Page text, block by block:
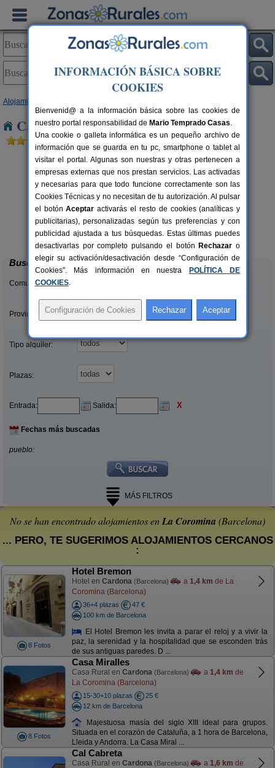
Alojamientos
Casas Rurales cerca de La Coromina
6+6 pers.
desde25 €
El Mas de Tous
Sant Martí de Tous (Barcelona)
Buscar
Comunidades:
Provincias/Islas:
Tipo alquiler:
Plazas:
Entrada: Salida: X
Fechas más buscadas
pueblo:
MÁS FILTROS
No se han encontrado alojamientos enLa Coromina (Barcelona)
... PERO, TE SUGERIMOS ALOJAMIENTOS CERCANOS
:
8 Fotos
Hotel Bremon
Hotel en Cardona (Barcelona) a 1,4 km de La
Coromina (Barcelona)
36+4 plazas
47 €
100 km de Barcelona
El Hotel Bremon les invita a parar el reloj y a vivir la
paz, la serenidad y la hospitalidad que se esconden trás
de sus antiguas paredes. D ...
8 Fotos
Casa Miralles
Casa Rural en Cardona (Barcelona) a 1,4 km de
La Coromina (Barcelona)
15-30+10 plazas
25 €
12 km de Barcelona
Majestuosa masía del siglo XIII ideal para grupos.
Situada en el corazón de Cataluña, a 1 hora de Barcelona,
Lleida y Andorra. La Casa Miral ...
Cal Cabreta
Casa Rural en Cardona (Barcelona) a 1,6 km de
INFORMACIÓN BÁSICA SOBRE
COOKIES
Bienvenid@ a la información básica sobre las cookies de
nuestro portal responsabilidad de Mario Temprado Casas.
Una cookie o galleta informática es un pequeño archivo de
información que se guarda en tu pc, smartphone o tablet al
visitar el portal. Algunas son nuestras y otras pertenecen a
empresas externas que nos prestan servicios. Las activadas
y necesarias para que todo funcione correctamente son las
Cookies Técnicas y no necesitan de tu autorización. Al pulsar
el botónAceptar activarás el resto de cookies (analíticas y
publicitarias), personalizadas según tus preferencias y con
publicidad ajustada a tus búsquedas. Estas últimas puedes
desactivarlas por completo pulsando el botón Rechazar o
elegir su activación/desactivación desde “Configuración de
Cookies”. Más información en nuestra
POLÍTICA DE
COOKIES.